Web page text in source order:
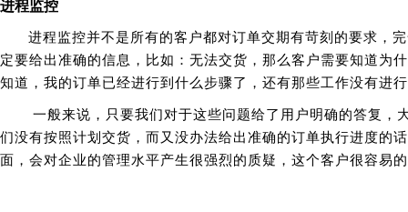
进程监控
进程监控并不是所有的客户都对订单交期有苛刻的要求，
定要给出准确的信息，比如：无法交货，那么客户需要知道为
知道，我的订单已经进行到什么步骤了，还有那些工作没有进
一般来说，只要我们对于这些问题给了用户明确的答复
们没有按照计划交货，而又没办法给出准确的订单执行进度的
面，会对企业的管理水平产生很强烈的质疑，这个客户很容易